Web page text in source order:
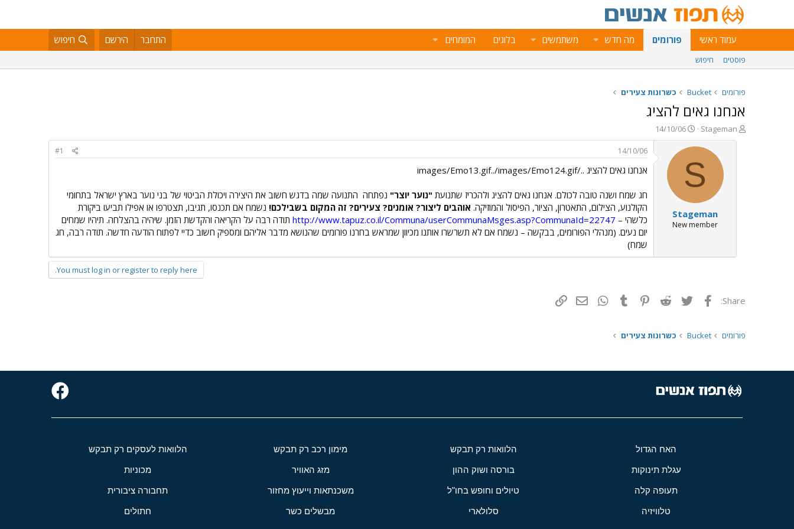
עמוד ראשי פורומים מה חדש משתמשים בלוגים המומחים התחבר הירשם חיפוש
פוסטים חיפוש
פורומים Bucket כשרונות צעירים
אנחנו גאים להציג
פ
ו
Stageman
פ
ו
ר
ם
ב
א
ר
י
14/10/06
S
Stageman
New member
14/10/06
#1
אנחנו גאים להציג ../images/Emo13.gif../images/Emo124.gif
חג שמח ושנה טובה לכולם. אנחנו גאים להציג ולהכריז שתנועת "נוער יוצר" נפתחה התנועה שמה בדגש חשוב את היצירה ויכולת הביטוי של בני נוער בארץ ישראל בתחומי
הקולנוע, הצילום, התאטרון, הציור, הפיסול והמוזיקה. אוהבים ליצור? אומנים? צעירים? זה המקום בשבילכם! נשמח אם תכנסו, תגיבו, תצטרפו או אפילו תביעו ביקורת
כלשהי – http://www.tapuz.co.il/Communa/userCommunaMsges.asp?CommunaId=22747 תודה רבה על הקריאה והקדשת הזמן. שיהיה בהצלחה. תיהיו שמחים
יום נעים. (מנהלי הפורומים, בבקשה – נשמח אם לא תשרשרו אותנו מכיוון שמראש בחרנו פורומים שהנושא מדבר אליהם ומספיק חשוב כדיי לפתוח הודעה חדשה. תודה רבה, חג
שמח)
You must log in or register to reply here.
Share: פייסבוק Twitter
Reddit
Pinterest
Tumblr
WhatsAppדואר אלקטרוני
פורומים Bucket כשרונות צעירים
האח הגדול הלוואות רק תבקש מימון רכב רק תבקש הלוואות לעסקים רק תבקש
עגלת תינוקות בורסה ושוק ההון מזג האוויר מכוניות
תעופה קלה טיולים וחופש בחו"ל משכנתאות וייעוץ מחזור תחבורה ציבורית
טלוויזיה סלולארי מבשלים כשר חתולים